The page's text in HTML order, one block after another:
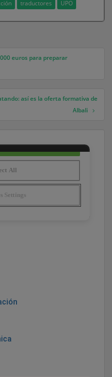
traductores UPO
euros para preparar
así es la oferta formativa de
Albali